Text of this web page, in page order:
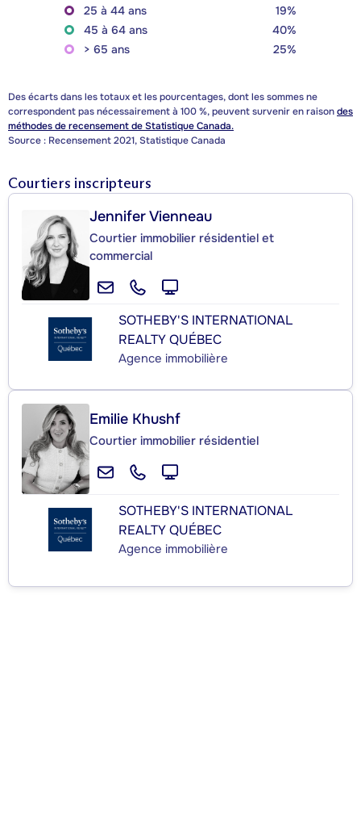
25 à 44 ans
19%
45 à 64 ans
40%
> 65 ans
25%
Des écarts dans les totaux et les pourcentages, dont les sommes ne
correspondent pas nécessairement à 100 %, peuvent survenir en raisondes
méthodes de recensement de Statistique Canada.
Source : Recensement 2021, Statistique Canada
Courtiers inscripteurs
Jennifer Vienneau
Courtier immobilier résidentiel et
commercial
SOTHEBY'S INTERNATIONAL
REALTY QUÉBEC
Agence immobilière
Emilie Khushf
Courtier immobilier résidentiel
SOTHEBY'S INTERNATIONAL
REALTY QUÉBEC
Agence immobilière